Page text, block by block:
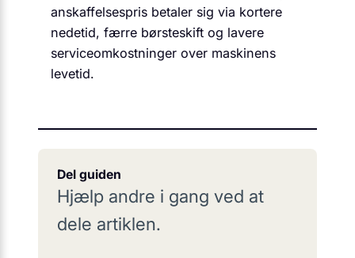
anskaffelsespris betaler sig via kortere
nedetid, færre børsteskift og lavere
serviceomkostninger over maskinens
levetid.
Del guiden
Hjælp andre i gang ved at
dele artiklen.